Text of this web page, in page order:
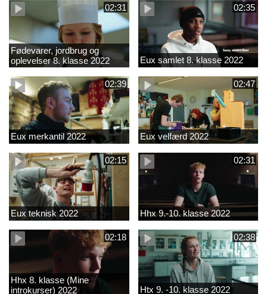
02:31
Fødevarer, jordbrug og
oplevelser 8. klasse 2022
02:35
Eux samlet 8. klasse 2022
02:39
Eux merkantil 2022
02:47
Eux velfærd 2022
02:15
Eux teknisk 2022
02:31
Hhx 9.-10. klasse 2022
02:18
Hhx 8. klasse (Mine
introkurser) 2022
02:38
Htx 9. -10. klasse 2022